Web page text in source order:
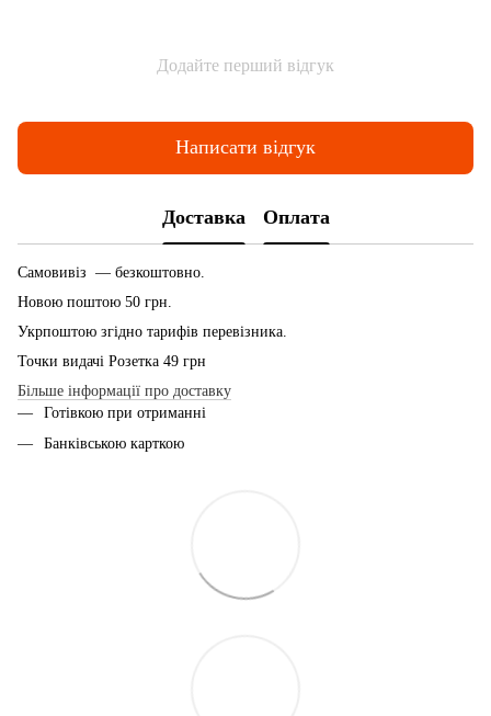
Додайте перший відгук
Написати відгук
Доставка Оплата
Самовивіз — безкоштовно.
Новою поштою 50 грн.
Укрпоштою згідно тарифів перевізника.
Точки видачі Розетка 49 грн
Більше інформації про доставку
Готівкою при отриманні
Банківською карткою